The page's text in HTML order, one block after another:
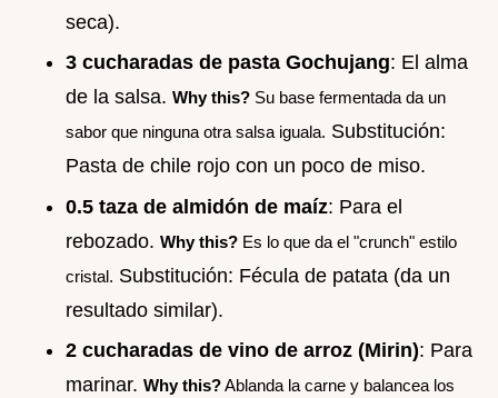
seca).
3 cucharadas de pasta Gochujang: El alma
de la salsa. Why this? Su base fermentada da un
sabor que ninguna otra salsa iguala. Substitución:
Pasta de chile rojo con un poco de miso.
0.5 taza de almidón de maíz: Para el
rebozado. Why this? Es lo que da el "crunch" estilo
cristal. Substitución: Fécula de patata (da un
resultado similar).
2 cucharadas de vino de arroz (Mirin): Para
marinar. Why this?Ablanda la carne y balancea los